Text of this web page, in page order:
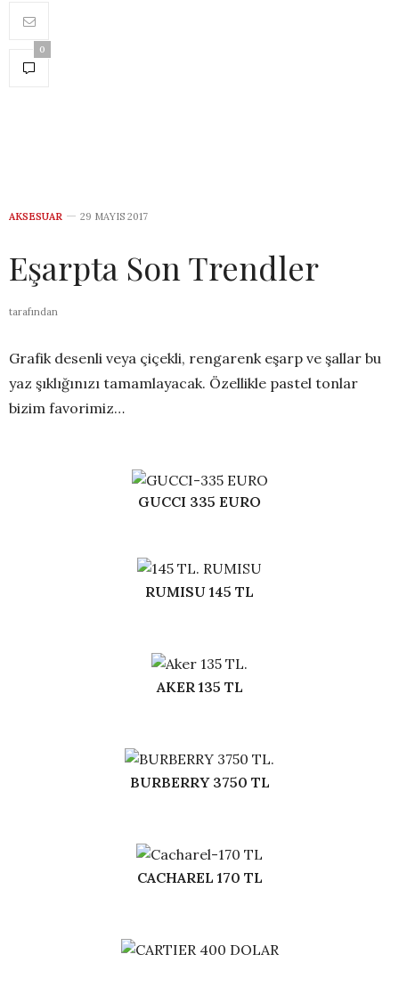
0
AKSESUAR 29 MAYIS 2017
Eşarpta Son Trendler
tarafından
Grafik desenli veya çiçekli, rengarenk eşarp ve şallar bu
yaz şıklığınızı tamamlayacak. Özellikle pastel tonlar
bizim favorimiz…
GUCCI 335 EURO
RUMISU 145 TL
AKER 135 TL
BURBERRY 3750 TL
CACHAREL 170 TL